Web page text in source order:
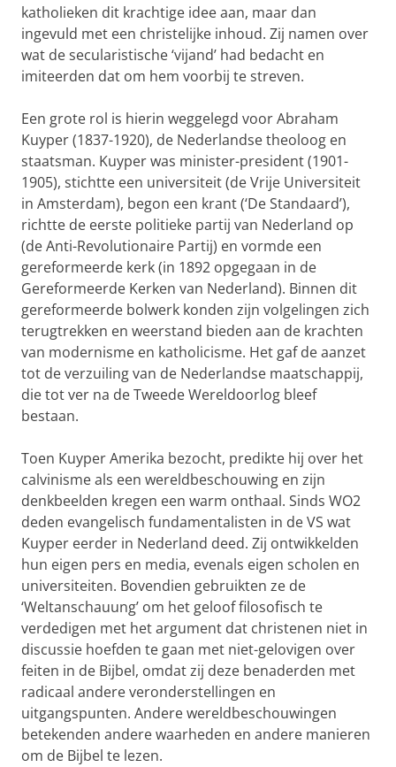
katholieken dit krachtige idee aan, maar dan
ingevuld met een christelijke inhoud. Zij namen over
wat de secularistische ‘vijand’ had bedacht en
imiteerden dat om hem voorbij te streven.
Een grote rol is hierin weggelegd voor Abraham
Kuyper (1837-1920), de Nederlandse theoloog en
staatsman. Kuyper was minister-president (1901-
1905), stichtte een universiteit (de Vrije Universiteit
in Amsterdam), begon een krant (‘De Standaard’),
richtte de eerste politieke partij van Nederland op
(de Anti-Revolutionaire Partij) en vormde een
gereformeerde kerk (in 1892 opgegaan in de
Gereformeerde Kerken van Nederland). Binnen dit
gereformeerde bolwerk konden zijn volgelingen zich
terugtrekken en weerstand bieden aan de krachten
van modernisme en katholicisme. Het gaf de aanzet
tot de verzuiling van de Nederlandse maatschappij,
die tot ver na de Tweede Wereldoorlog bleef
bestaan.
Toen Kuyper Amerika bezocht, predikte hij over het
calvinisme als een wereldbeschouwing en zijn
denkbeelden kregen een warm onthaal. Sinds WO2
deden evangelisch fundamentalisten in de VS wat
Kuyper eerder in Nederland deed. Zij ontwikkelden
hun eigen pers en media, evenals eigen scholen en
universiteiten. Bovendien gebruikten ze de
‘Weltanschauung’ om het geloof filosofisch te
verdedigen met het argument dat christenen niet in
discussie hoefden te gaan met niet-gelovigen over
feiten in de Bijbel, omdat zij deze benaderden met
radicaal andere veronderstellingen en
uitgangspunten. Andere wereldbeschouwingen
betekenden andere waarheden en andere manieren
om de Bijbel te lezen.